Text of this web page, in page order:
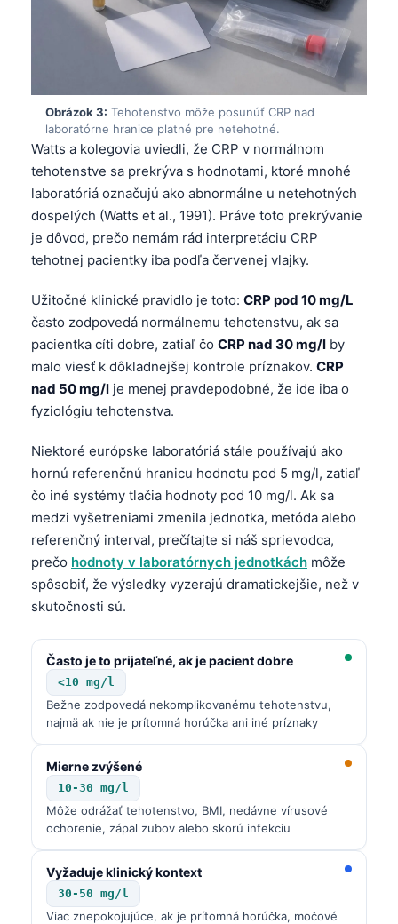
Obrázok 3: Tehotenstvo môže posunúť CRP nad
laboratórne hranice platné pre netehotné.
Watts a kolegovia uviedli, že CRP v normálnom
tehotenstve sa prekrýva s hodnotami, ktoré mnohé
laboratóriá označujú ako abnormálne u netehotných
dospelých (Watts et al., 1991). Práve toto prekrývanie
je dôvod, prečo nemám rád interpretáciu CRP
tehotnej pacientky iba podľa červenej vlajky.
Užitočné klinické pravidlo je toto: CRP pod 10 mg/L
často zodpovedá normálnemu tehotenstvu, ak sa
pacientka cíti dobre, zatiaľ čo CRP nad 30 mg/l by
malo viesť k dôkladnejšej kontrole príznakov. CRP
nad 50 mg/l je menej pravdepodobné, že ide iba o
fyziológiu tehotenstva.
Niektoré európske laboratóriá stále používajú ako
hornú referenčnú hranicu hodnotu pod 5 mg/l, zatiaľ
čo iné systémy tlačia hodnoty pod 10 mg/l. Ak sa
medzi vyšetreniami zmenila jednotka, metóda alebo
referenčný interval, prečítajte si náš sprievodca,
prečo hodnoty v laboratórnych jednotkách môže
spôsobiť, že výsledky vyzerajú dramatickejšie, než v
skutočnosti sú.
Často je to prijateľné, ak je pacient dobre
<10 mg/l
Bežne zodpovedá nekomplikovanému tehotenstvu,
najmä ak nie je prítomná horúčka ani iné príznaky
Mierne zvýšené
10-30 mg/l
Môže odrážať tehotenstvo, BMI, nedávne vírusové
ochorenie, zápal zubov alebo skorú infekciu
Vyžaduje klinický kontext
30-50 mg/l
Viac znepokojujúce, ak je prítomná horúčka, močové